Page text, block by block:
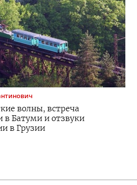
волны, встреча
в Батуми и отзвуки
в Грузии